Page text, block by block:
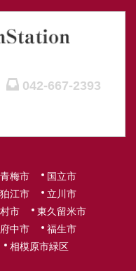
042-667-2393
青梅市
国立市
狛江市
立川市
市
東久留米市
府中市
福生市
相模原市緑区